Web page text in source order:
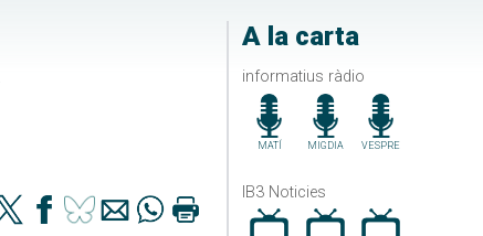
A la carta
informatius ràdio
MATÍ MIGDIA VESPRE
IB3 Noticies